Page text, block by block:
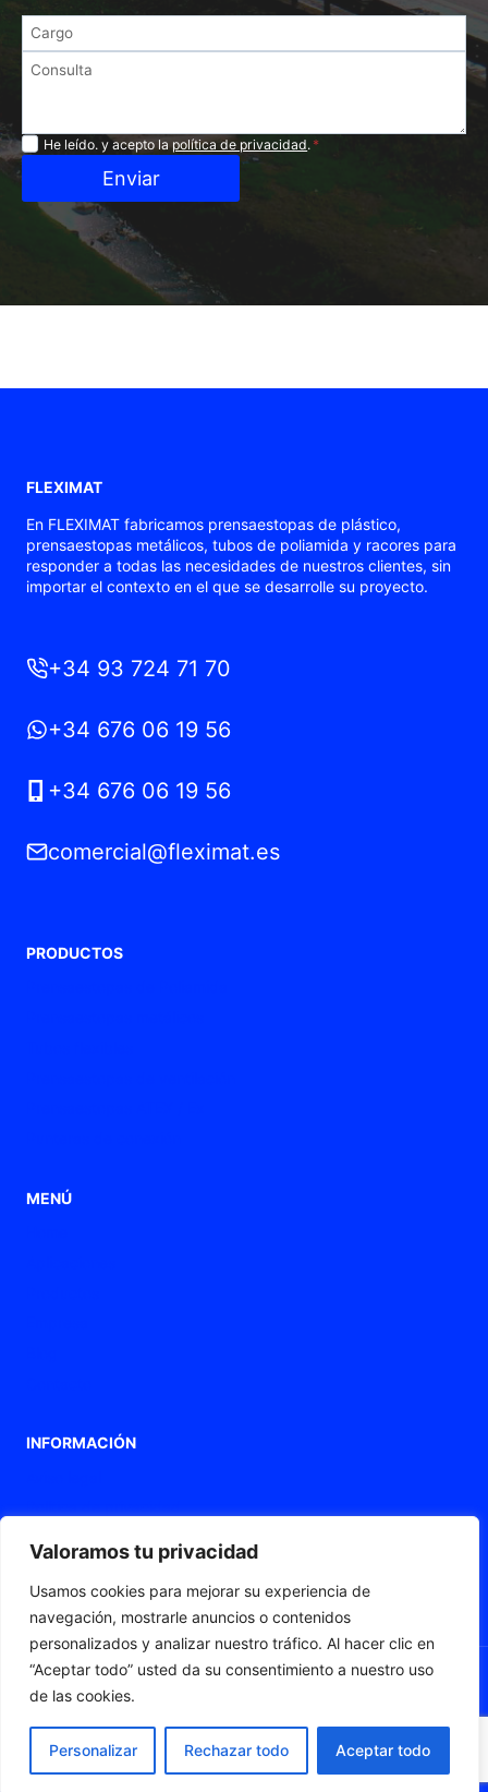
Valoramos tu privacidad
Usamos cookies para mejorar su experiencia de
navegación, mostrarle anuncios o contenidos
personalizados y analizar nuestro tráfico. Al hacer clic en
“Aceptar todo” usted da su consentimiento a nuestro uso
de las cookies.
Personalizar Rechazar todo Aceptar todo
Privacidad
He leído. y acepto lapolítica de privacidad. *
Enviar
FLEXIMAT
En FLEXIMAT fabricamos prensaestopas de plástico,
prensaestopas metálicos, tubos de poliamida y racores para
responder a todas las necesidades de nuestros clientes, sin
importar el contexto en el que se desarrolle su proyecto.
+34 93 724 71 70
+34 676 06 19 56
+34 676 06 19 56
comercial@fleximat.es
PRODUCTOS
MENÚ
INFORMACIÓN
Declaración de accesibilidad
Mapa web
© 2026 Fleximat